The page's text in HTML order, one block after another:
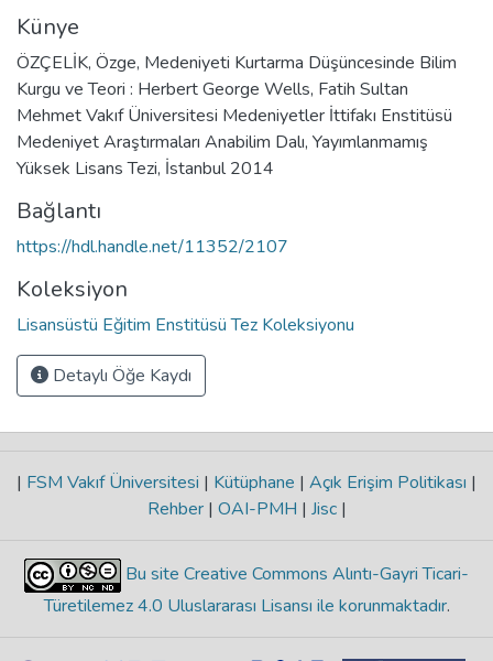
Künye
ÖZÇELİK, Özge, Medeniyeti Kurtarma Düşüncesinde Bilim
Kurgu ve Teori : Herbert George Wells, Fatih Sultan
Mehmet Vakıf Üniversitesi Medeniyetler İttifakı Enstitüsü
Medeniyet Araştırmaları Anabilim Dalı, Yayımlanmamış
Yüksek Lisans Tezi, İstanbul 2014
Bağlantı
https://hdl.handle.net/11352/2107
Koleksiyon
Lisansüstü Eğitim Enstitüsü Tez Koleksiyonu
Detaylı Öğe Kaydı
| FSM Vakıf Üniversitesi | Kütüphane | Açık Erişim Politikası |
Rehber | OAI-PMH | Jisc |
Bu site Creative Commons Alıntı-Gayri Ticari-
Türetilemez 4.0 Uluslararası Lisansı ile korunmaktadır.